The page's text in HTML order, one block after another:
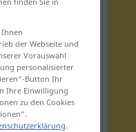
der Webseite und
Vorauswahl
personalisierter
Button Ihr
Ihre Einwilligung
zu den Cookies
.